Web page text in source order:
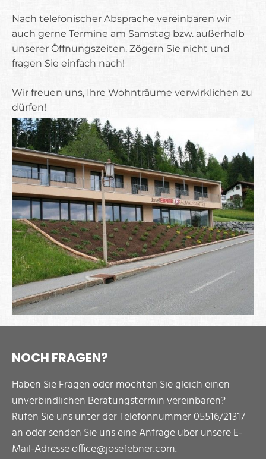
Nach telefonischer Absprache vereinbaren wir
auch gerne Termine am Samstag bzw. außerhalb
unserer Öffnungszeiten. Zögern Sie nicht und
fragen Sie einfach nach!
Wir freuen uns, Ihre Wohnträume verwirklichen zu
dürfen!
NOCH FRAGEN?
Haben Sie Fragen oder möchten Sie gleich einen
unverbindlichen Beratungstermin vereinbaren?
Rufen Sie uns unter der Telefonnummer 05516/21317
an oder senden Sie uns eine Anfrage über unsere E-
Mail-Adresse office@josefebner.com.